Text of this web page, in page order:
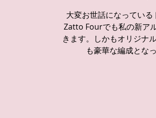
大変お世話になってい
Zatto Fourでも私の新ア
きます。しかもオリジナ
も豪華な編成とな